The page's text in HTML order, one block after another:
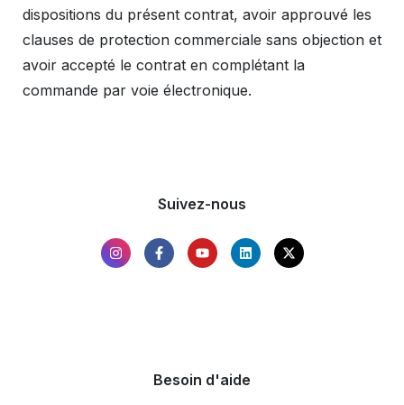
dispositions du présent contrat, avoir approuvé les
clauses de protection commerciale sans objection et
avoir accepté le contrat en complétant la
commande par voie électronique.
Suivez-nous
Besoin d'aide